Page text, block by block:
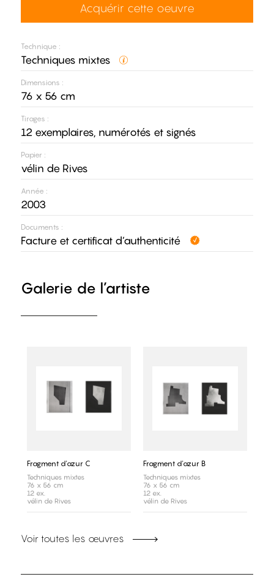
Technique :
Techniques mixtes
Dimensions :
76 x 56 cm
Tirages :
12 exemplaires, numérotés et signés
Papier :
vélin de Rives
Année :
2003
Documents :
Facture et certificat d’authenticité
Acquérir cette oeuvre
Galerie de l’artiste
Fragment d'azur C
Techniques mixtes
76 x 56 cm
12 ex.
vélin de Rives
Fragment d'azur B
Techniques mixtes
76 x 56 cm
12 ex.
vélin de Rives
Voir toutes les œuvres